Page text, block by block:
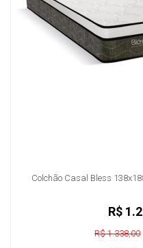
Colchão Casal Bless
R$ 1.338,00
R$